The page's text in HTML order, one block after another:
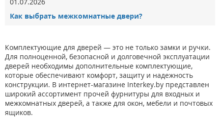
Как выбрать межкомнатные двери?
Комплектующие для дверей — это не только замки и ручки.
Для полноценной, безопасной и долговечной эксплуатации
дверей необходимы дополнительные комплектующие,
которые обеспечивают комфорт, защиту и надежность
конструкции. В интернет-магазине Interkey.by представлен
широкий ассортимент прочей фурнитуры для входных и
межкомнатных дверей, а также для окон, мебели и почтовых
ящиков.